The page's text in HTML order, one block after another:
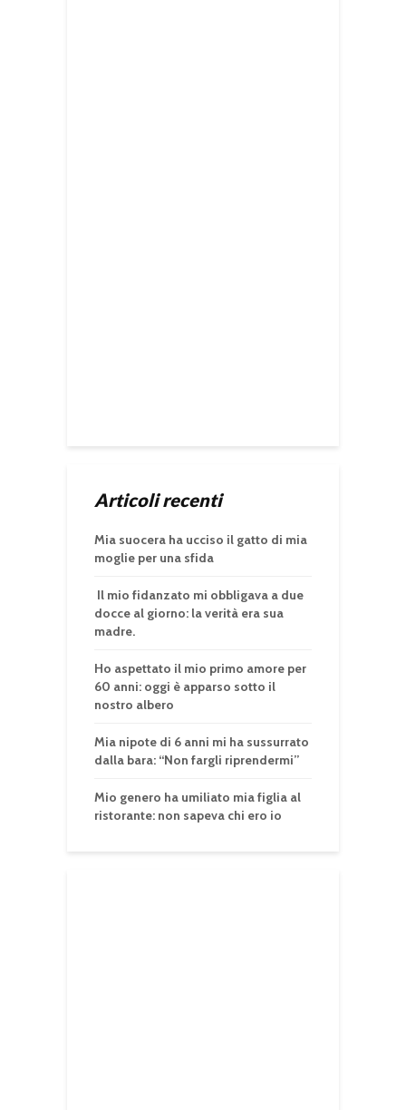
Articoli recenti
Mia suocera ha ucciso il gatto di mia
moglie per una sfida
Il mio fidanzato mi obbligava a due
docce al giorno: la verità era sua
madre.
Ho aspettato il mio primo amore per
60 anni: oggi è apparso sotto il
nostro albero
Mia nipote di 6 anni mi ha sussurrato
dalla bara: “Non fargli riprendermi”
Mio genero ha umiliato mia figlia al
ristorante: non sapeva chi ero io